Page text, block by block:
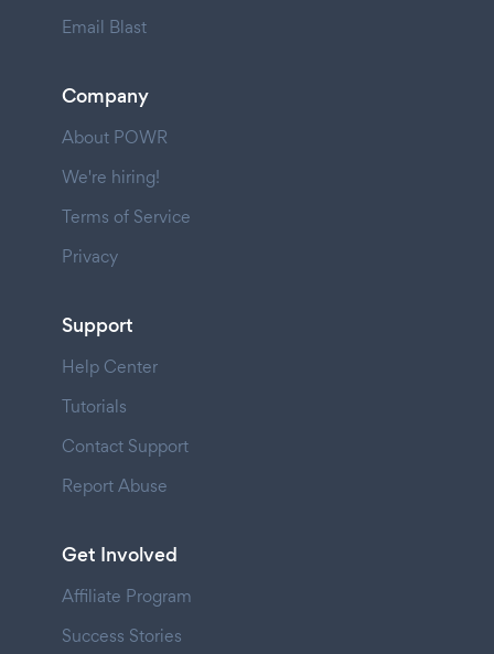
Email Blast
Company
About POWR
We're hiring!
Terms of Service
Privacy
Support
Help Center
Tutorials
Contact Support
Report Abuse
Get Involved
Affiliate Program
Success Stories